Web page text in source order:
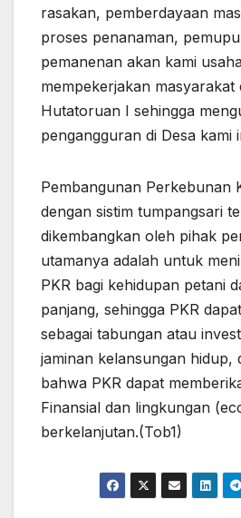
rasakan, pemberdayaan
proses penanaman,
pemanenan akan kami
mempekerjakan masyarakat
Hutatoruan I sehingga
pengangguran di Desa kami
Pembangunan Perkebunan
dengan sistim tumpangsari
dikembangkan oleh pihak
utamanya adalah untuk
PKR bagi kehidupan petani
panjang, sehingga PKR
sebagai tabungan atau
jaminan kelansungan hidup,
bahwa PKR dapat
Finansial dan lingkungan
berkelanjutan.(Tob1)